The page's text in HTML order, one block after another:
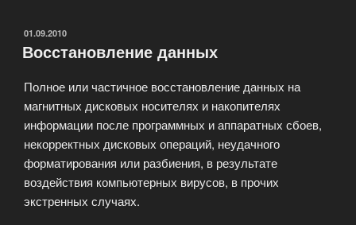
ОПУБЛИКОВАНО
01.09.2010
Восстановление данных
Полное или частичное восстановление данных на
магнитных дисковых носителях и накопителях
информации после программных и аппаратных сбоев,
некорректных дисковых операций, неудачного
форматирования или разбиения, в результате
воздействия компьютерных вирусов, в прочих
экстренных случаях.